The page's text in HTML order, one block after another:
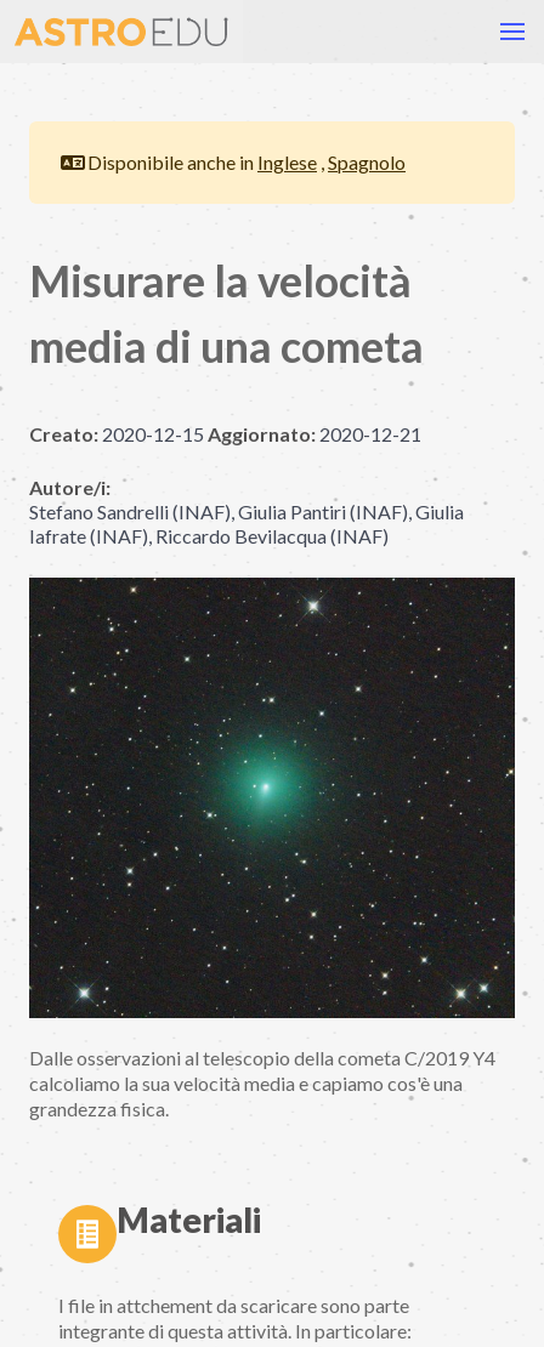
Disponibile anche in Inglese ,Spagnolo
Misurare la velocità
media di una cometa
Creato: 2020-12-15 Aggiornato: 2020-12-21
Autore/i:
Stefano Sandrelli (INAF), Giulia Pantiri (INAF), Giulia
Iafrate (INAF), Riccardo Bevilacqua (INAF)
Dalle osservazioni al telescopio della cometa C/2019 Y4
calcoliamo la sua velocità media e capiamo cos'è una
grandezza fisica.
Materiali
I file in attchement da scaricare sono parte
integrante di questa attività. In particolare: